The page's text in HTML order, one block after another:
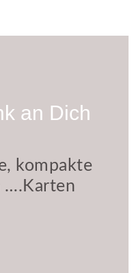
an Dich
kompakte
….Karten